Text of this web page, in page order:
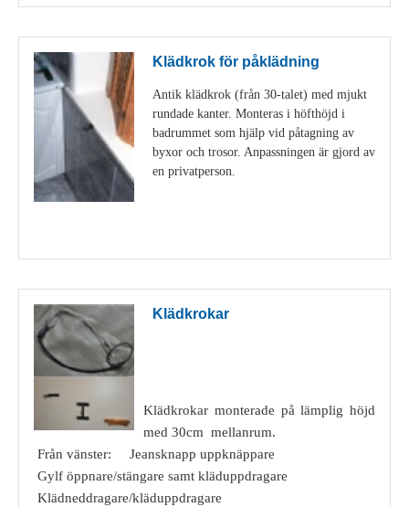
Klädkrok för påklädning
Antik klädkrok (från 30-talet) med mjukt
rundade kanter. Monteras i höfthöjd i
badrummet som hjälp vid påtagning av
byxor och trosor. Anpassningen är gjord av
en privatperson.
Klädkrokar
Klädkrokar monterade på lämplig höjd
med 30cm mellanrum.
Från vänster: Jeansknapp uppknäppare
Gylf öppnare/stängare samt kläduppdragare
Klädneddragare/kläduppdragare